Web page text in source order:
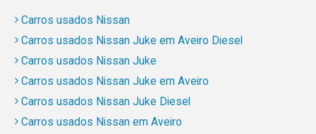
Carros usados Nissan
Carros usados Nissan Juke em Aveiro Diesel
Carros usados Nissan Juke
Carros usados Nissan Juke em Aveiro
Carros usados Nissan Juke Diesel
Carros usados Nissan em Aveiro